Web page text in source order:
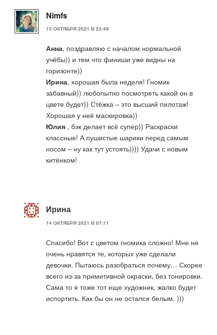
Nimfs
13 ОКТЯБРЯ 2021 В 23:49
Анна, поздравляю с началом нормальной
учёбы)) и тем что финиши уже видны на
горизонте))
Ирина, хорошая была неделя! Гномик
забавный)) любопытно посмотреть какой он в
цвете будет)) Стёжка – это высший пилотаж!
Хорошая у неё маскировка))
Юлия , бэк делает всё супер)) Раскраски
классные! А пушистые шарики перед самым
носом – ну как тут устоять)))) Удачи с новым
китёнком!
Ирина
14 ОКТЯБРЯ 2021 В 07:11
Спасибо! Вот с цветом гномика сложно! Мне не
очень нравятся те, которых уже сделали
девочки. Пытаюсь разобраться почему… Скорее
всего из-за примитивной окраски, без тонировки.
Сама то я тоже тот еще художник, жалко будет
испортить. Как бы он не остался белым. )))